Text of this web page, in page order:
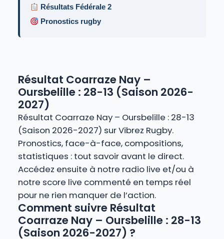
Résultats Fédérale 2
Pronostics rugby
Résultat Coarraze Nay –
Oursbelille : 28-13 (Saison 2026-
2027)
Résultat Coarraze Nay – Oursbelille : 28-13
(Saison 2026-2027) sur Vibrez Rugby.
Pronostics, face-à-face, compositions,
statistiques : tout savoir avant le direct.
Accédez ensuite à notre radio live et/ou à
notre score live commenté en temps réel
pour ne rien manquer de l’action.
Comment suivre Résultat
Coarraze Nay – Oursbelille : 28-13
(Saison 2026-2027) ?